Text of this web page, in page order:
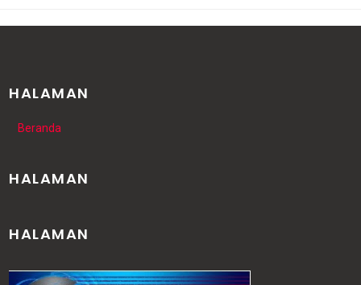
HALAMAN
Beranda
HALAMAN
HALAMAN